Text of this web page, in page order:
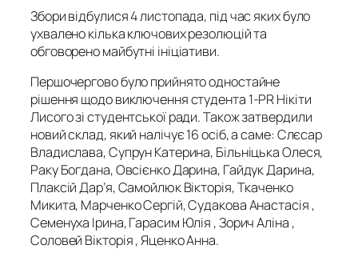
Збори відбулися 4 листопада, під час яких було
ухвалено кілька ключових резолюцій та
обговорено майбутні ініціативи.
Першочергово було прийнято одностайне
рішення щодо виключення студента 1-PR Нікіти
Лисого зі студентської ради. Також затвердили
новий склад, який налічує 16 осіб, а саме: Слєсар
Владислава, Супрун Катерина, Більніцька Олеся,
Раку Богдана, Овсієнко Дарина, Гайдук Дарина,
Плаксій Дар’я, Самойлюк Вікторія, Ткаченко
Микита, Марченко Сергій, Судакова Анастасія ,
Семенуха Ірина, Гарасим Юлія , Зорич Аліна ,
Соловей Вікторія , Яценко Анна.